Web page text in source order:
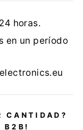
horas.
en un período
CANTIDAD?
B2B!